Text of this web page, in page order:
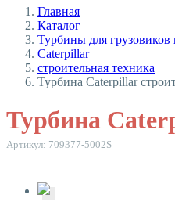
Главная
Каталог
Турбины для грузовиков
Caterpillar
строительная техника
Турбина Caterpillar
Турбина
Артикул: 709377-5002S